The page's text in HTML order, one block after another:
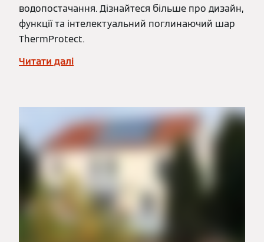
водопостачання. Дізнайтеся більше про дизайн,
функції та інтелектуальний поглинаючий шар
ThermProtect.
Читати далі